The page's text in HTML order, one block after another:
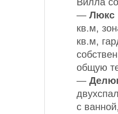
— Люкс
кв.м,
кв.м,
общую
—
с